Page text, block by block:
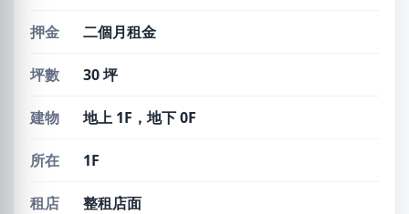
押金 二個月租金
坪數 30 坪
建物 地上 1F，地下 0F
所在 1F
租店 整租店面